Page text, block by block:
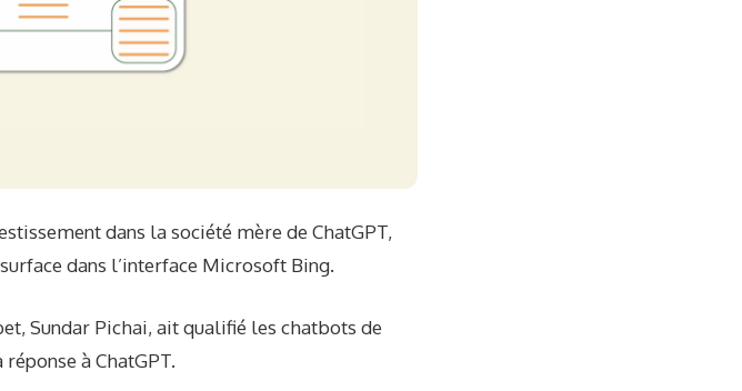
dans la société mère de ChatGPT,
dans l’interface Microsoft Bing.
Sundar Pichai, ait qualifié les chatbots de
à ChatGPT.